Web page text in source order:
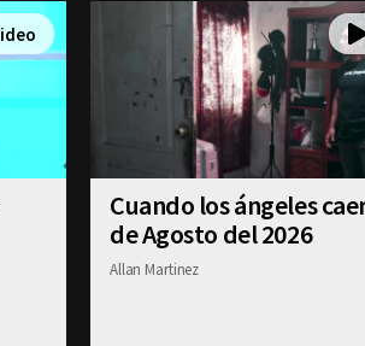
Cuando los ángeles
de Agosto del 2026
Allan Martinez